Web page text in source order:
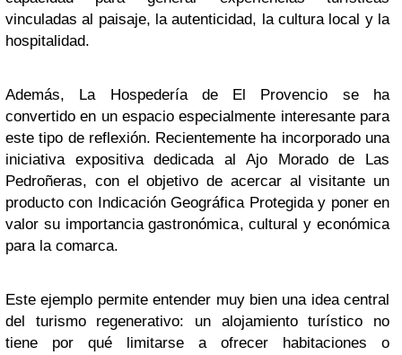
vinculadas al paisaje, la autenticidad, la cultura local y la
hospitalidad.
Además, La Hospedería de El Provencio se ha
convertido en un espacio especialmente interesante para
este tipo de reflexión. Recientemente ha incorporado una
iniciativa expositiva dedicada al Ajo Morado de Las
Pedroñeras, con el objetivo de acercar al visitante un
producto con Indicación Geográfica Protegida y poner en
valor su importancia gastronómica, cultural y económica
para la comarca.
Este ejemplo permite entender muy bien una idea central
del turismo regenerativo: un alojamiento turístico no
tiene por qué limitarse a ofrecer habitaciones o